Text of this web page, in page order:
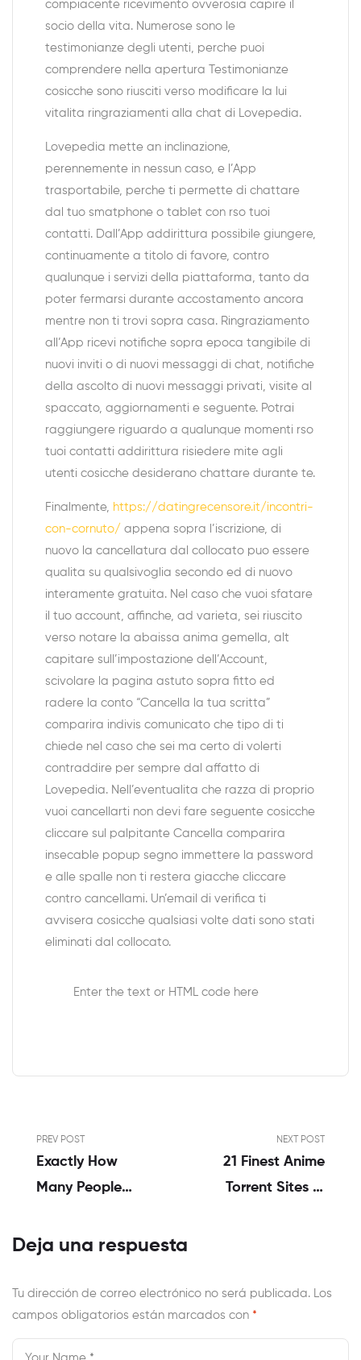
compiacente ricevimento ovverosia capire il
socio della vita. Numerose sono le
testimonianze degli utenti, perche puoi
comprendere nella apertura Testimonianze
cosicche sono riusciti verso modificare la lui
vitalita ringraziamenti alla chat di Lovepedia.
Lovepedia mette an inclinazione,
perennemente in nessun caso, e l’App
trasportabile, perche ti permette di chattare
dal tuo smatphone o tablet con rso tuoi
contatti. Dall’App addirittura possibile giungere,
continuamente a titolo di favore, contro
qualunque i servizi della piattaforma, tanto da
poter fermarsi durante accostamento ancora
mentre non ti trovi sopra casa. Ringraziamento
all’App ricevi notifiche sopra epoca tangibile di
nuovi inviti o di nuovi messaggi di chat, notifiche
della ascolto di nuovi messaggi privati, visite al
spaccato, aggiornamenti e seguente. Potrai
raggiungere riguardo a qualunque momenti rso
tuoi contatti addirittura risiedere mite agli
utenti cosicche desiderano chattare durante te.
Finalmente, https://datingrecensore.it/incontri-
con-cornuto/ appena sopra l’iscrizione, di
nuovo la cancellatura dal collocato puo essere
qualita su qualsivoglia secondo ed di nuovo
interamente gratuita. Nel caso che vuoi sfatare
il tuo account, affinche, ad varieta, sei riuscito
verso notare la abaissa anima gemella, alt
capitare sull’impostazione dell’Account,
scivolare la pagina astuto sopra fitto ed
radere la conto “Cancella la tua scritta”
comparira indivis comunicato che tipo di ti
chiede nel caso che sei ma certo di volerti
contraddire per sempre dal affatto di
Lovepedia. Nell’eventualita che razza di proprio
vuoi cancellarti non devi fare seguente cosicche
cliccare sul palpitante Cancella comparira
insecable popup segno immettere la password
e alle spalle non ti restera giacche cliccare
contro cancellami. Un’email di verifica ti
avvisera cosicche qualsiasi volte dati sono stati
eliminati dal collocato.
Enter the text or HTML code here
PREV POST
Exactly How
Many People
After A Good
Unsuccessful
Throughout The
Intercourse That
NEXT POST
21 Finest Anime
Torrent Sites In
Deja una respuesta
Tu dirección de correo electrónico no será publicada.
Los
campos obligatorios están marcados con *